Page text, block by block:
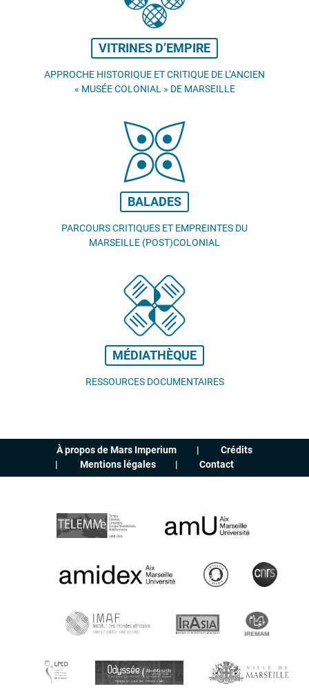
VITRINES D’EMPIRE
APPROCHE HISTORIQUE ET CRITIQUE DE L’ANCIEN
« MUSÉE COLONIAL » DE MARSEILLE
BALADES
PARCOURS CRITIQUES ET EMPREINTES DU
MARSEILLE (POST)COLONIAL
MÉDIATHÈQUE
RESSOURCES DOCUMENTAIRES
À propos de Mars Imperium
Crédits
Mentions légales
Contact